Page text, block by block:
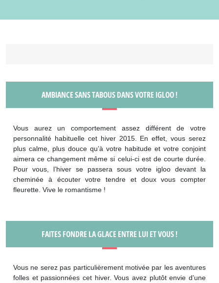
AMBIANCE SANS TABOUS DANS VOTRE IGLOO !
Vous aurez un comportement assez différent de votre
personnalité habituelle cet hiver 2015. En effet, vous serez
plus calme, plus douce qu’à votre habitude et votre conjoint
aimera ce changement même si celui-ci est de courte durée.
Pour vous, l’hiver se passera sous votre igloo devant la
cheminée à écouter votre tendre et doux vous compter
fleurette. Vive le romantisme !
FAITES FONDRE LA GLACE ENTRE LUI ET VOUS !
Vous ne serez pas particulièrement motivée par les aventures
folles et passionnées cet hiver. Vous avez plutôt envie d’une